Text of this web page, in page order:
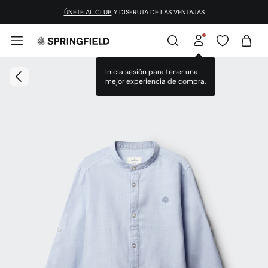
ÚNETE AL CLUB Y DISFRUTA DE LAS VENTAJAS
Inicia sesión para tener una
mejor experiencia de compra.